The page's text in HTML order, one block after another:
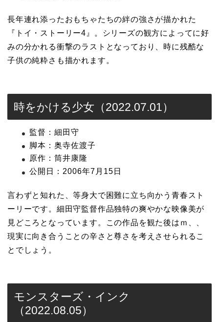
長年連れ添ったおもちゃたちの絆の強さが描かれた
『トイ・ストーリー4』。シリーズの観方によってに好
みの分かれる衝撃のラストとなっており、時に残酷な
子供の純粋さも描かれます。
時をかける少女（2022.07.01）
監督：細田守
脚本：奥寺佐渡子
原作：筒井康隆
公開日：2006年7月15日
言わずと知れた、等身大で困難に立ち向かう青春スト
ーリーです。細田守監督作品独特の爽やかな映像美が
見どころとなっています。この作品を観た後はｍ、、
現実に向き合うことの辛さと尊さを考えさせられるこ
とでしょう。
モンスターズ・インク
（2022.08.05）